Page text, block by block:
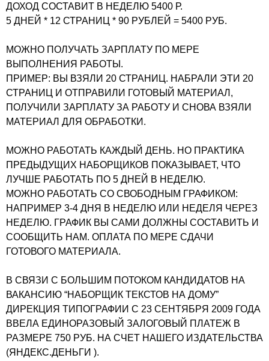
ДОХОД СОСТАВИТ В НЕДЕЛЮ 5400 Р.
5 ДНЕЙ * 12 СТРАНИЦ * 90 РУБЛЕЙ = 5400 РУБ.
МОЖНО ПОЛУЧАТЬ ЗАРПЛАТУ ПО МЕРЕ
ВЫПОЛНЕНИЯ РАБОТЫ.
ПРИМЕР: ВЫ ВЗЯЛИ 20 СТРАНИЦ. НАБРАЛИ ЭТИ 20
СТРАНИЦ И ОТПРАВИЛИ ГОТОВЫЙ МАТЕРИАЛ,
ПОЛУЧИЛИ ЗАРПЛАТУ ЗА РАБОТУ И СНОВА ВЗЯЛИ
МАТЕРИАЛ ДЛЯ ОБРАБОТКИ.
МОЖНО РАБОТАТЬ КАЖДЫЙ ДЕНЬ. НО ПРАКТИКА
ПРЕДЫДУЩИХ НАБОРЩИКОВ ПОКАЗЫВАЕТ, ЧТО
ЛУЧШЕ РАБОТАТЬ ПО 5 ДНЕЙ В НЕДЕЛЮ.
МОЖНО РАБОТАТЬ СО СВОБОДНЫМ ГРАФИКОМ:
НАПРИМЕР 3-4 ДНЯ В НЕДЕЛЮ ИЛИ НЕДЕЛЯ ЧЕРЕЗ
НЕДЕЛЮ. ГРАФИК ВЫ САМИ ДОЛЖНЫ СОСТАВИТЬ И
СООБЩИТЬ НАМ. ОПЛАТА ПО МЕРЕ СДАЧИ
ГОТОВОГО МАТЕРИАЛА.
В СВЯЗИ С БОЛЬШИМ ПОТОКОМ КАНДИДАТОВ НА
ВАКАНСИЮ “НАБОРЩИК ТЕКСТОВ НА ДОМУ”
ДИРЕКЦИЯ ТИПОГРАФИИ С 23 СЕНТЯБРЯ 2009 ГОДА
ВВЕЛА ЕДИНОРАЗОВЫЙ ЗАЛОГОВЫЙ ПЛАТЕЖ В
РАЗМЕРЕ 750 РУБ. НА CЧЕТ НАШЕГО ИЗДАТЕЛЬСТВА
(ЯНДЕКС.ДЕНЬГИ ).